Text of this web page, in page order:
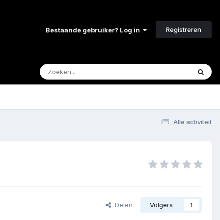
Bestaande gebruiker? Log in Registreren
Alle activiteit
Delen Volgers 1